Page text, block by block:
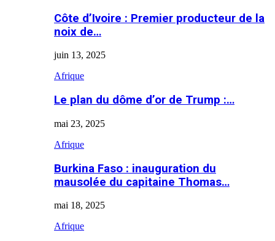
Côte d’Ivoire : Premier producteur de la
noix de…
juin 13, 2025
Afrique
Le plan du dôme d’or de Trump :…
mai 23, 2025
Afrique
Burkina Faso : inauguration du
mausolée du capitaine Thomas…
mai 18, 2025
Afrique